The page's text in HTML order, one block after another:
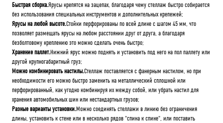
Быстрая сборка.Ярусы крепятся на зацепах, благодаря чему стеллаж быстро собирается
без использования специальных инструментов и дополнительных крепежей;
Ярусы на любой высоте.Стойки перфорированы по всей длине с шагом 45 мм, что
позволяет размещать ярусы на любом расстоянии друг от друга, а благодаря
безболтовому креплению это можно сделать очень быстро;
Хранение паллет.Нижний ярус можно поднять и установить под него на пол паллету или
другой крупногабаритный груз;
Можно комбинировать настилы.Стеллаж поставляется с фанерным настилом, но при
необходимости его можно быстро заменить на металлический сплошной или
перфорированный, как угодно комбинируя их между собой, или убрать настил для
хранения автомобильных шин или нестандартных грузов;
Разные варианты установки.Можно соединять стеллажи в линию без ограничения
длины, установить к стене или в несколько рядов "спина к спине", или поставить